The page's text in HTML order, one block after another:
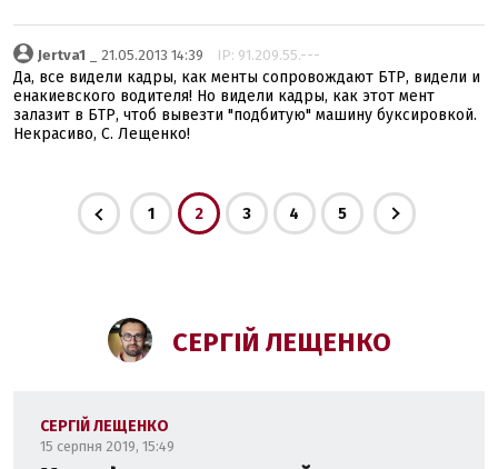
Jertva1 _ 21.05.2013 14:39 IP: 91.209.55.---
Да, все видели кадры, как менты сопровождают БТР, видели и
енакиевского водителя! Но видели кадры, как этот мент
залазит в БТР, чтоб вывезти "подбитую" машину буксировкой.
Некрасиво, С. Лещенко!
1 2 3 4 5
СЕРГІЙ ЛЕЩЕНКО
СЕРГІЙ ЛЕЩЕНКО
15 серпня 2019, 15:49